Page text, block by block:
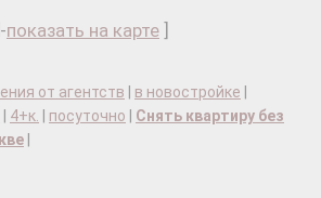
-показать на карте
от агентств в новостройке
4+к. посуточно
Снять квартиру без